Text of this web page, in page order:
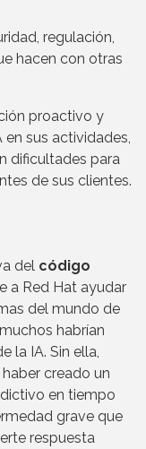
regulación,
hacen con otras
proactivo y
sus actividades,
dificultades para
de sus clientes.
del código
a Red Hat ayudar
del mundo de
habrían
la IA. Sin ella,
creado un
en tiempo
grave que
respuesta